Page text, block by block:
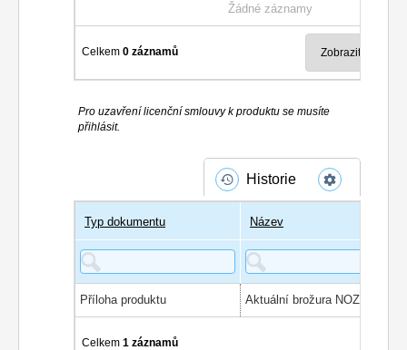
Žádné záznamy
Celkem0 záznamů
Pro uzavření licenční smlouvy k produktu se musíte
přihlásit.
Historie
Typ dokumentu Název
Příloha produktu Aktuální brožura NOZ
Celkem1 záznamů